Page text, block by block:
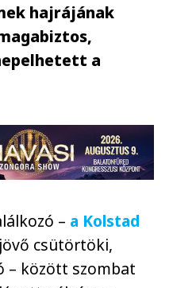
hajrájának
a
– a Kolstad
csütörtöki,
– között szombat